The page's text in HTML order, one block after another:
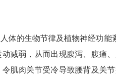
的生物节律及植物神经功能
减弱，从而出现腹泻、腹痛
肌肉关节受冷导致腰背及关